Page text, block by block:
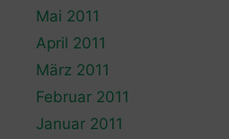
Mai 2011
April 2011
März 2011
Februar 2011
Januar 2011